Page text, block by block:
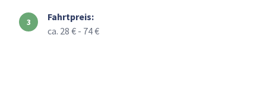
Fahrtpreis:
ca. 28 € - 74 €